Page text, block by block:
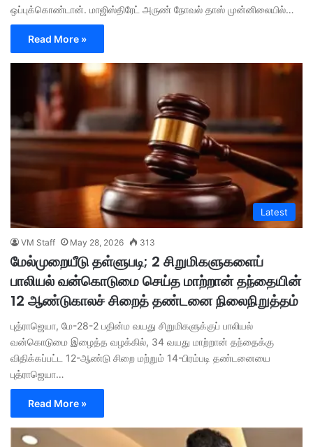
ஒப்புக்கொண்டான். மாஜிஸ்திரேட் அருண் நோவல் தாஸ் முன்னிலையில்…
Read More »
Latest
VM Staff May 28, 2026 313
மேல்முறையீடு தள்ளுபடி; 2 சிறுமிகளுகளைப்
பாலியல் வன்கொடுமை செய்த மாற்றான் தந்தையின்
12 ஆண்டுகாலச் சிறைத் தண்டனை நிலைநிறுத்தம்
புத்ராஜெயா, மே-28-2 பதின்ம வயது சிறுமிகளுக்குப் பாலியல்
வன்கொடுமை இழைத்த வழக்கில், 34 வயது மாற்றான் தந்தைக்கு
விதிக்கப்பட்ட 12-ஆண்டு சிறை மற்றும் 14-பிரம்படி தண்டனையை
புத்ராஜெயா…
Read More »